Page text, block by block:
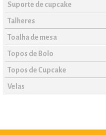
Suporte de cupcake
Talheres
Toalha de mesa
Topos de Bolo
Topos de Cupcake
Velas